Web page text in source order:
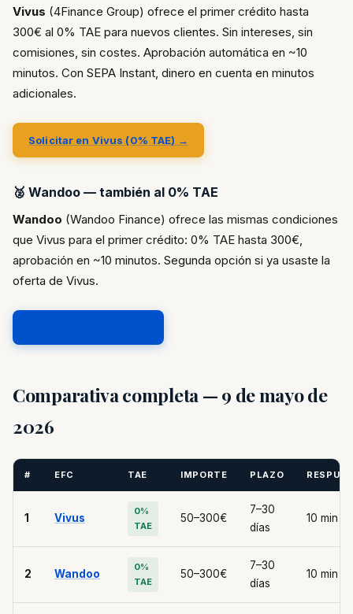
Vivus (4Finance Group) ofrece el primer crédito hasta
300€ al 0% TAE para nuevos clientes. Sin intereses, sin
comisiones, sin costes. Aprobación automática en ~10
minutos. Con SEPA Instant, dinero en cuenta en minutos
adicionales.
Solicitar en Vivus (0% TAE) →
🥈 Wandoo — también al 0% TAE
Wandoo (Wandoo Finance) ofrece las mismas condiciones
que Vivus para el primer crédito: 0% TAE hasta 300€,
aprobación en ~10 minutos. Segunda opción si ya usaste la
oferta de Vivus.
Comparativa completa — 9 de mayo de
2026
# EFC TAE IMPORTE PLAZO
1 Vivus
0%
TAE
50–300€
7–30
días
10 min
2 Wandoo
0%
TAE
50–300€
7–30
días
10 min